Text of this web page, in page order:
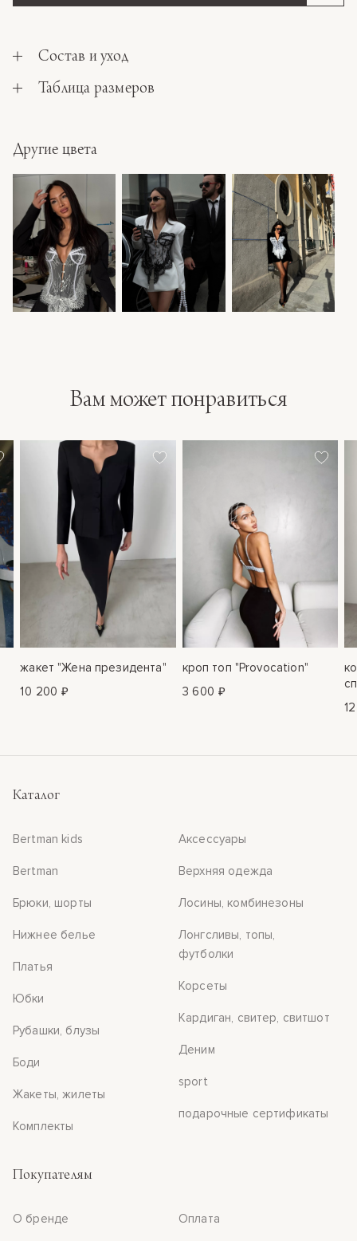
Состав и уход
Таблица размеров
Другие цвета
Вам может понравиться
жакет "Жена президента"
10 200 ₽
кроп топ "Provocation"
3 600 ₽
Каталог
Bertman kids
Bertman
Брюки, шорты
Нижнее белье
Платья
Юбки
Рубашки, блузы
Боди
Жакеты, жилеты
Комплекты
Аксессуары
Верхняя одежда
Лосины, комбинезоны
Лонгсливы, топы,
футболки
Корсеты
Кардиган, свитер, свитшот
Деним
sport
подарочные сертификаты
Покупателям
О бренде Оплата